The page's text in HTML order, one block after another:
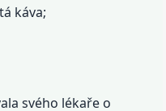
káva;
svého lékaře o